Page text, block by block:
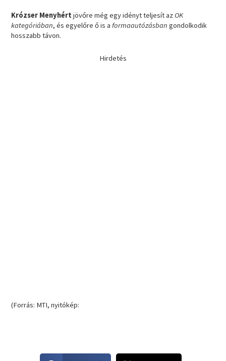
Krózser Menyhért jövőre még egy idényt teljesít az OK
kategóriában, és egyelőre ő is aformaautózásbangondolkodik
hosszabb távon.
Hirdetés
(Forrás: MTI, nyitókép: